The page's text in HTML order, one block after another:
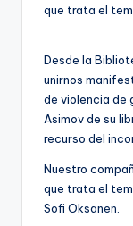
que trata el
Desde la
unirnos
de violencia de
Asimov de su
recurso del
Nuestro
que trata el
Sofi Oksanen.